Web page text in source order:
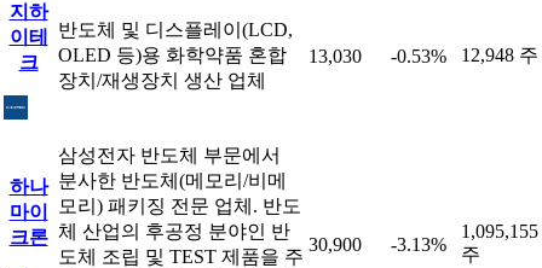
지하
이테
크
반도체 및 디스플레이(LCD,
OLED 등)용 화학약품 혼합
장치/재생장치 생산 업체
13,030 -0.53% 12,948 주
하나
마이
크론
삼성전자 반도체 부문에서
분사한 반도체(메모리/비메
모리) 패키징 전문 업체. 반도
체 산업의 후공정 분야인 반
도체 조립 및 TEST 제품을 주
30,900 -3.13%
1,095,155
주